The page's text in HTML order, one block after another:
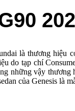
là thương hiệu
do tạp chí
những vậy
của Genesis là